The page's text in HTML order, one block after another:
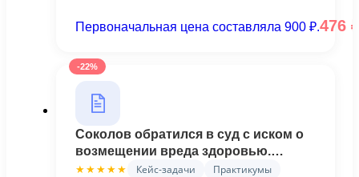
Первоначальная цена составляла 900 ₽.476
-22%
Соколов обратился в суд с иском о
возмещении вреда здоровью.
Судья, изучив заявление, провел
★★★★★ Кейс-задачи
Практикумы